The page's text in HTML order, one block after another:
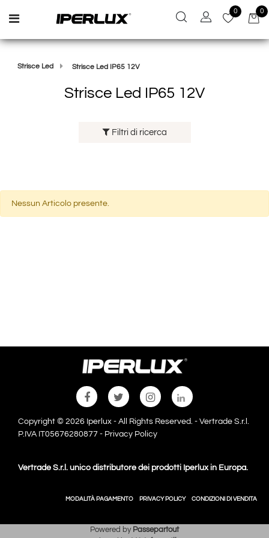
Open menu
0 0
Strisce Led Strisce Led IP65 12V
Strisce Led IP65 12V
Filtri di ricerca
Nessun Articolo presente.
Copyright © 2026 Iperlux - All Rights Reserved. - Vertrade S.r.l.
P.IVA IT05676280877 - Privacy Policy
Vertrade S.r.l. unico distributore dei prodotti Iperlux in Europa.
MODALITÀ PAGAMENTO PRIVACY POLICY CONDIZIONI DI VENDITA
Powered by Passepartout